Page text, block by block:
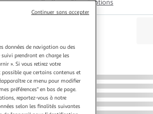
Plus d'options
données de navigation ou des
prendront en charge les
». Si vous retirez votre
que certains contenus et
ce menu pour modifier
préférences" en bas de page.
reportez-vous à notre
selon les finalités suivantes
Continuer sans accepter